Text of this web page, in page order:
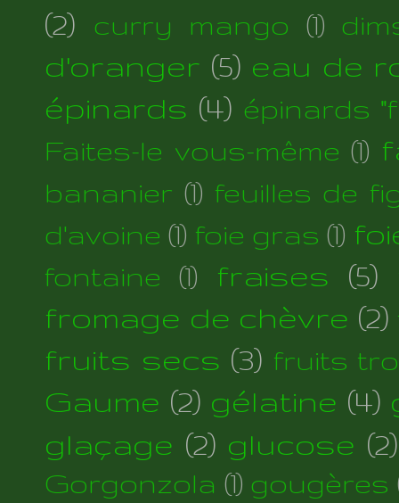
(2)
curry mango (1)
d'oranger (5) eau de
épinards (4) épinards
Faites-le vous-même (1)
bananier (1) feuilles de
d'avoine (1) foie gras (1)
fontaine (1) fraises (5)
fromage de chèvre (2)
fruits secs (3) fruits
Gaume (2) gélatine (4)
glaçage (2) glucose (2)
Gorgonzola (1) gougères